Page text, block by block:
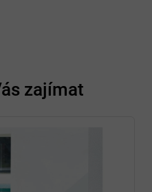
zajímat